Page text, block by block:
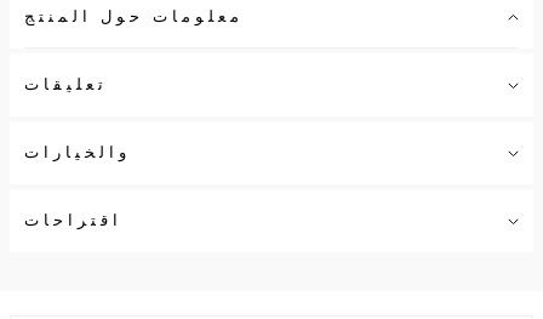
معلومات حول المنتج
تعليقات
والخيارات
اقتراحات